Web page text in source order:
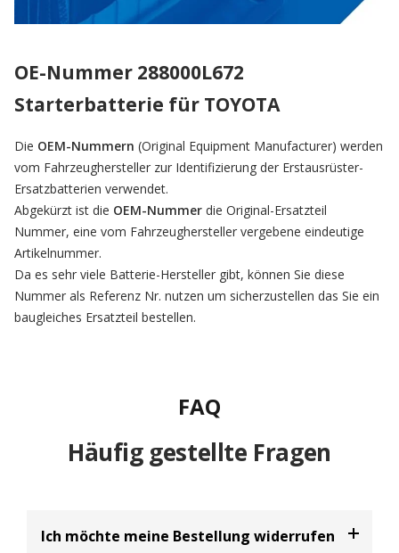
OE-Nummer 288000L672
Starterbatterie für TOYOTA
Die OEM-Nummern (Original Equipment Manufacturer) werden
vom Fahrzeughersteller zur Identifizierung der Erstausrüster-
Ersatzbatterien verwendet.
Abgekürzt ist die OEM-Nummer die Original-Ersatzteil
Nummer, eine vom Fahrzeughersteller vergebene eindeutige
Artikelnummer.
Da es sehr viele Batterie-Hersteller gibt, können Sie diese
Nummer als Referenz Nr. nutzen um sicherzustellen das Sie ein
baugleiches Ersatzteil bestellen.
FAQ
Häufig gestellte Fragen
Ich möchte meine Bestellung widerrufen